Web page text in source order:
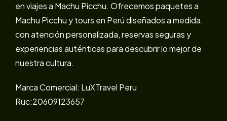
en viajes a Machu Picchu. Ofrecemos paquetes a
Machu Picchu y tours en Perú diseñados a medida,
con atención personalizada, reservas seguras y
experiencias auténticas para descubrir lo mejor de
nuestra cultura.
Marca Comercial: LuXTravel Peru
Ruc:20609123657